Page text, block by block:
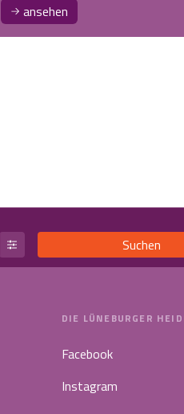
ansehen
Suchen
DIE LÜNEBURGER
Facebook
Instagram